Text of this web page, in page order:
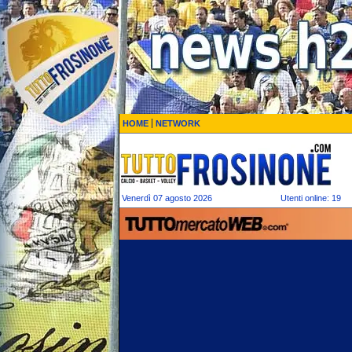
HOME NETWORK
Venerdì 07 agosto 2026 Utenti online: 19